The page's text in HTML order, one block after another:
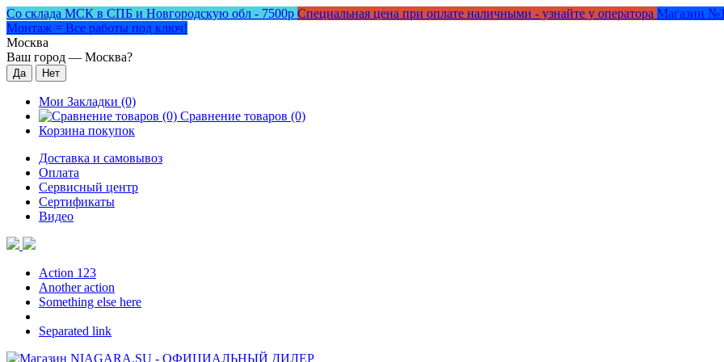
Со склада МСК в СПБ и Новгородскую обл - 7500р Специальная цена при оплате наличными - узнайте у оператора Магазин
Монтаж = Все работы под ключ!
Москва
Ваш город — Москва?
Мои Закладки (0)
Сравнение товаров (0)
Корзина покупок
Доставка и самовывоз
Оплата
Сервисный центр
Сертификаты
Видео
Action 123
Another action
Something else here
Separated link